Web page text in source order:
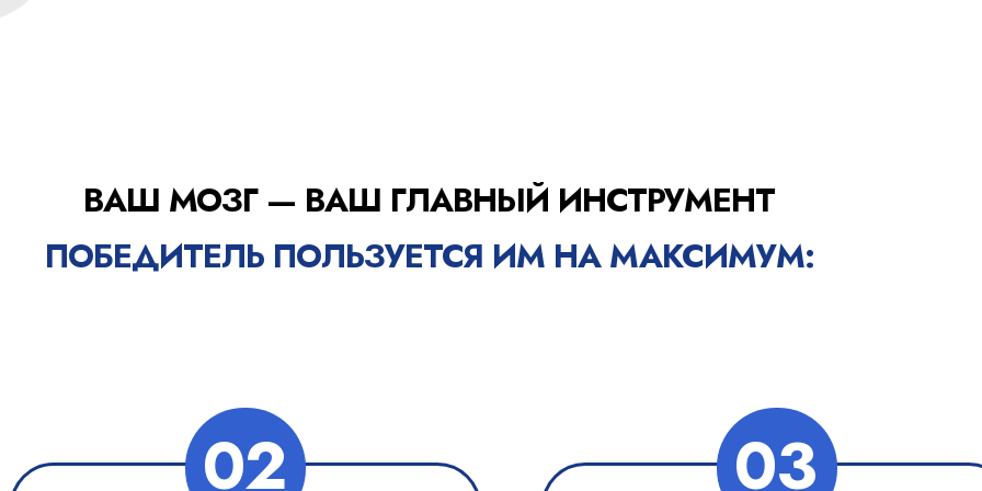
ПОБЕДИТЕЛЬ ПОЛЬЗУЕТСЯ ИМ НА МАКСИМУМ:
ВАШ МОЗГ — ВАШ ГЛАВНЫЙ ИНСТРУМЕНТ
02 03